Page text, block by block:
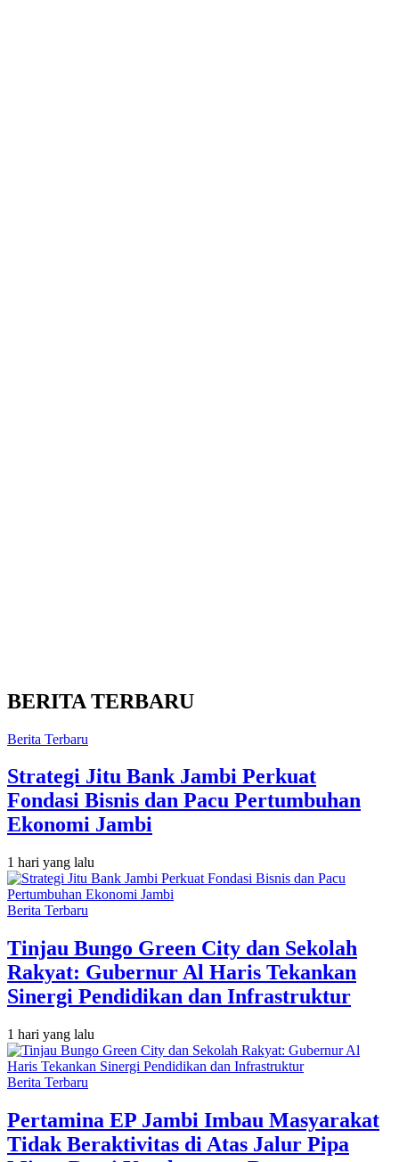
BERITA TERBARU
Berita Terbaru
Strategi Jitu Bank Jambi Perkuat
Fondasi Bisnis dan Pacu Pertumbuhan
Ekonomi Jambi
1 hari yang lalu
Berita Terbaru
Tinjau Bungo Green City dan Sekolah
Rakyat: Gubernur Al Haris Tekankan
Sinergi Pendidikan dan Infrastruktur
1 hari yang lalu
Berita Terbaru
Pertamina EP Jambi Imbau Masyarakat
Tidak Beraktivitas di Atas Jalur Pipa